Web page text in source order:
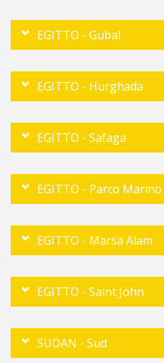
EGITTO - Gubal
EGITTO - Hurghada
EGITTO - Safaga
EGITTO - Parco Marino
EGITTO - Marsa Alam
EGITTO - Saint John
SUDAN - Sud